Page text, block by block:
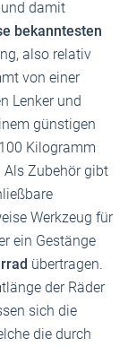
und damit
bekanntesten
also relativ
von einer
Lenker und
günstigen
Kilogramm
Als Zubehör gibt
Werkzeug für
ein Gestänge
übertragen.
der Räder
sich die
die durch